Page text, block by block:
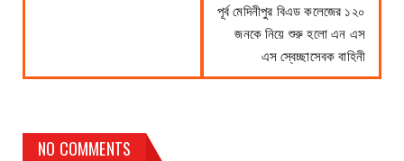
পূর্ব মেদিনীপুর বিএড কলেজের ১২০
জনকে নিয়ে শুরু হলো এন এস
এস স্বেচ্ছাসেবক বাহিনী
NO COMMENTS